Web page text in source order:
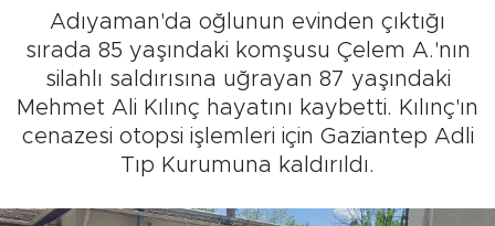
Adıyaman'da oğlunun evinden çıktığı
sırada 85 yaşındaki komşusu Çelem A.'nın
silahlı saldırısına uğrayan 87 yaşındaki
Mehmet Ali Kılınç hayatını kaybetti. Kılınç'ın
cenazesi otopsi işlemleri için Gaziantep Adli
Tıp Kurumuna kaldırıldı.